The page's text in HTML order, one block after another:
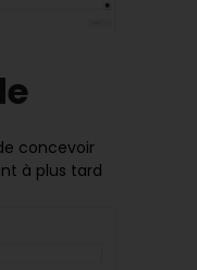
concevoir
à plus tard